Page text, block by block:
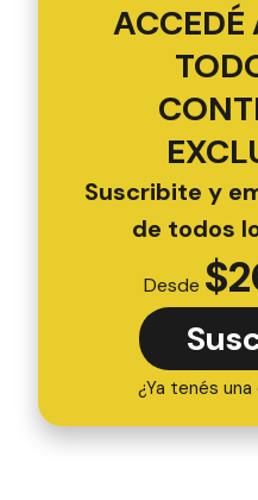
ACCEDÉ
Suscribite y
de todos
Desde $
¿Ya tenés